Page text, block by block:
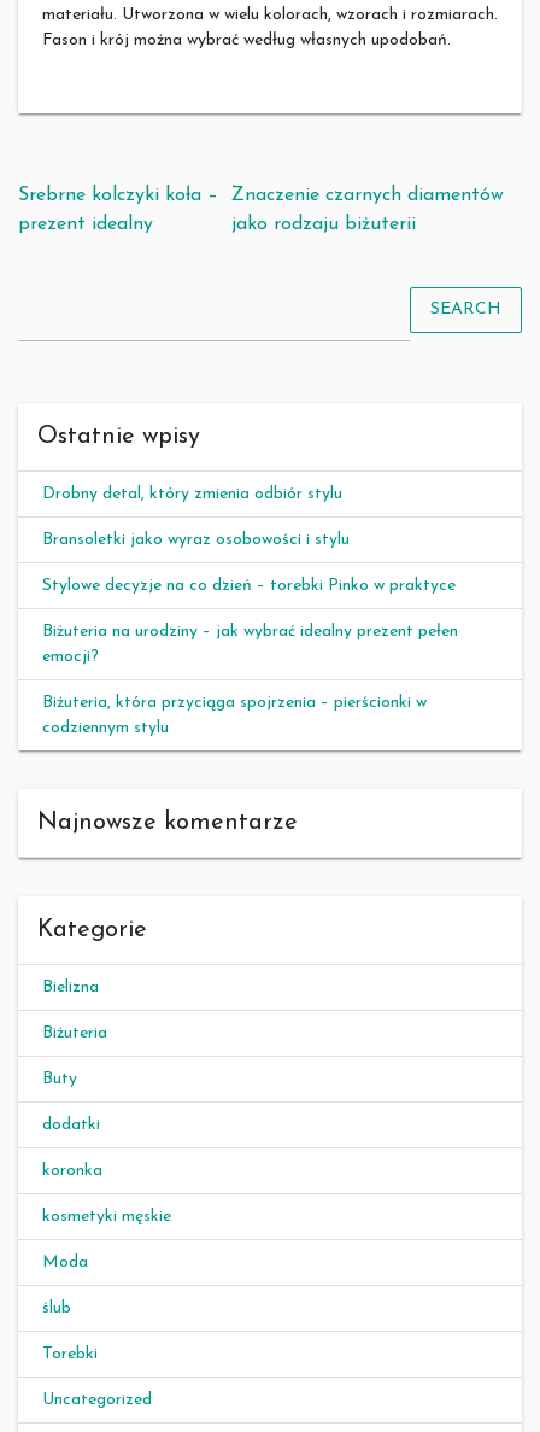
materiału. Utworzona w wielu kolorach, wzorach i rozmiarach.
Fason i krój można wybrać według własnych upodobań.
Nawigacja wpisu
Srebrne kolczyki koła –
prezent idealny
Znaczenie czarnych diamentów
jako rodzaju biżuterii
SEARCH
Ostatnie wpisy
Drobny detal, który zmienia odbiór stylu
Bransoletki jako wyraz osobowości i stylu
Stylowe decyzje na co dzień – torebki Pinko w praktyce
Biżuteria na urodziny – jak wybrać idealny prezent pełen
emocji?
Biżuteria, która przyciąga spojrzenia – pierścionki w
codziennym stylu
Najnowsze komentarze
Kategorie
Bielizna
Biżuteria
Buty
dodatki
koronka
kosmetyki męskie
Moda
ślub
Torebki
Uncategorized